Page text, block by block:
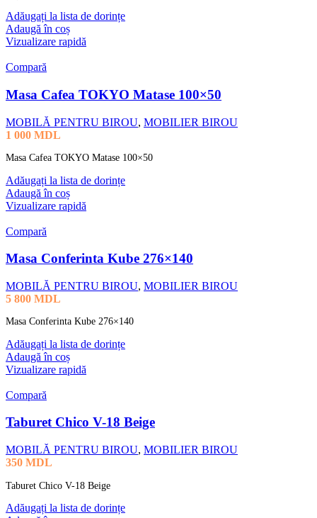
Adăugați la lista de dorințe
Adaugă în coș
Vizualizare rapidă
Compară
Masa Cafea TOKYO Matase 100×50
MOBILĂ PENTRU BIROU, MOBILIER BIROU
1 000 MDL
Masa Cafea TOKYO Matase 100×50
Adăugați la lista de dorințe
Adaugă în coș
Vizualizare rapidă
Compară
Masa Conferinta Kube 276×140
MOBILĂ PENTRU BIROU, MOBILIER BIROU
5 800 MDL
Masa Conferinta Kube 276×140
Adăugați la lista de dorințe
Adaugă în coș
Vizualizare rapidă
Compară
Taburet Chico V-18 Beige
MOBILĂ PENTRU BIROU, MOBILIER BIROU
350 MDL
Taburet Chico V-18 Beige
Adăugați la lista de dorințe